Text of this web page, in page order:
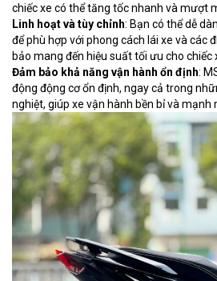
chiếc xe có thể tăng tốc nhanh và mượt
Linh hoạt và tùy chỉnh: Bạn có thể dễ
để phù hợp với phong cách lái xe và các
bảo mang đến hiệu suất tối ưu cho chiếc
Đảm bảo khả năng vận hành ổn định:
động động cơ ổn định, ngay cả trong
nghiệt, giúp xe vận hành bền bỉ và mạnh